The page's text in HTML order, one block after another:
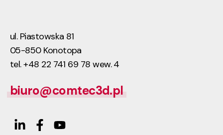
ul. Piastowska 81
05-850 Konotopa
tel. +48 22 741 69 78 wew. 4
biuro@comtec3d.pl